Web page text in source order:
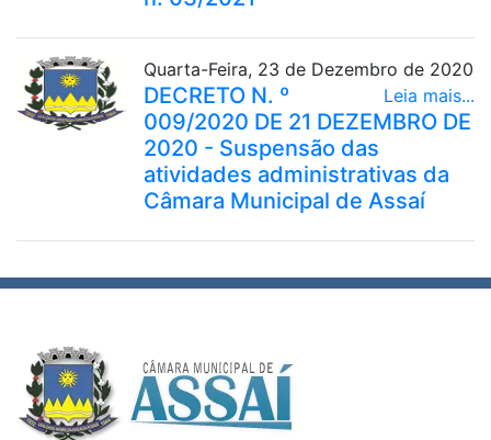
Quarta-Feira, 23 de Dezembro de 2020
Leia mais...
DECRETO N. º
009/2020 DE 21 DEZEMBRO DE
2020 - Suspensão das
atividades administrativas da
Câmara Municipal de Assaí